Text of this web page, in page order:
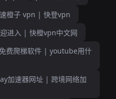
橙子 vpn | 快登vpn
进入 | 快橙vpn中文网
费爬梯软件 | youtube用什
加速器网址 | 跨境网络加